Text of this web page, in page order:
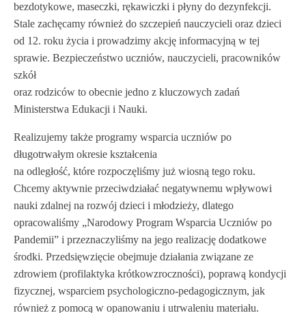
bezdotykowe, maseczki, rękawiczki i płyny do dezynfekcji.
Stale zachęcamy również do szczepień nauczycieli oraz dzieci
od 12. roku życia i prowadzimy akcję informacyjną w tej
sprawie. Bezpieczeństwo uczniów, nauczycieli, pracowników
szkół
oraz rodziców to obecnie jedno z kluczowych zadań
Ministerstwa Edukacji i Nauki.
Realizujemy także programy wsparcia uczniów po
długotrwałym okresie kształcenia
na odległość, które rozpoczęliśmy już wiosną tego roku.
Chcemy aktywnie przeciwdziałać negatywnemu wpływowi
nauki zdalnej na rozwój dzieci i młodzieży, dlatego
opracowaliśmy „Narodowy Program Wsparcia Uczniów po
Pandemii” i przeznaczyliśmy na jego realizację dodatkowe
środki. Przedsięwzięcie obejmuje działania związane ze
zdrowiem (profilaktyka krótkowzroczności), poprawą kondycji
fizycznej, wsparciem psychologiczno-pedagogicznym, jak
również z pomocą w opanowaniu i utrwaleniu materiału.